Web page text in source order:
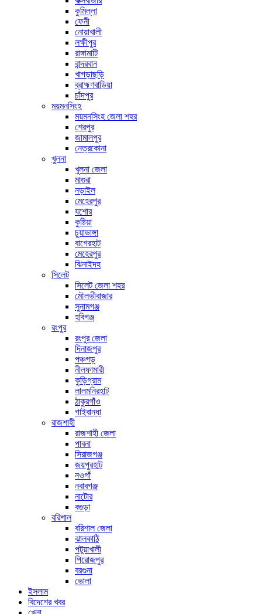
কুমিল্লা
ফেনী
নোয়াখালী
লক্ষীপুর
রাঙ্গামাটি
বান্দরবান
খাগড়াছড়ি
ব্রাহ্মণবাড়িয়া
চাঁদপুর
ময়মনসিংহ
ময়মনসিংহ জেলা শহর
শেরপুর
জামালপুর
নেত্রকোনা
খুলনা
খুলনা জেলা
মাগুরা
নড়াইল
মেহেরপুর
যশোর
কুষ্টিয়া
চুয়াডাঙ্গা
বাগেরহাট
মেহেরপুর
ঝিনাইদহ
সিলেট
সিলেট জেলা শহর
মৌলভীবাজার
সুনামগঞ্জ
হবিগঞ্জ
রংপুর
রংপুর জেলা
দিনাজপুর
পঞ্চগড়
নীলফামারী
কুড়িগ্রাম
লালমনিরহাট
ঠাকুরগাঁও
গাইবান্ধা
রাজশাহী
রাজশাহী জেলা
পাবনা
সিরাজগঞ্জ
জয়পুরহাট
নওগাঁ
নবাবগঞ্জ
নাটোর
বগুড়া
বরিশাল
বরিশাল জেলা
ঝালকাঠি
পটুয়াখালী
পিরোজপুর
বরগুনা
ভোলা
ইসলাম
বিদেশের খবর